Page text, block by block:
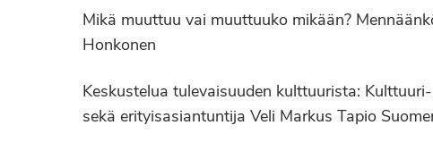
Mikä muuttuu vai muuttuuko mikään?
Honkonen
Keskustelua tulevaisuuden kulttuurista:
sekä erityisasiantuntija Veli Markus Tapio